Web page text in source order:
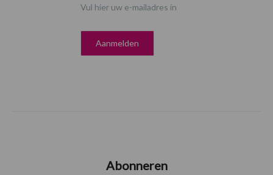
Vul hier uw e-mailadres in
Abonneren